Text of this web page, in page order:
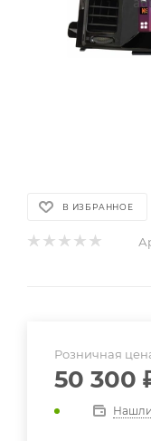
В ИЗБРАННОЕ
Розничная
50 300